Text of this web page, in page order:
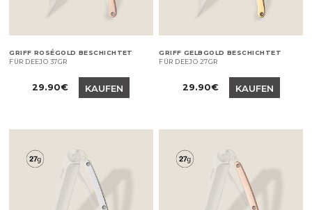
GRIFF ROSÉGOLD BESCHICHTET
FÜR DEEJO 37GR
Preis
29.90€ KAUFEN
GRIFF GELBGOLD BESCHICHTET
FÜR DEEJO 27GR
Preis
29.90€ KAUFEN